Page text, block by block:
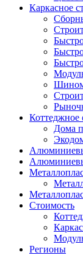
Каркасное
Коттеджное
Дома
Стоимость
Регионы